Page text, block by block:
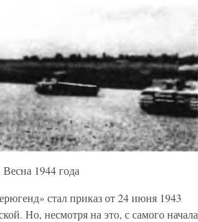
1944 года
стал приказ от 24 июня 1943
Но, несмотря на это, с самого начала